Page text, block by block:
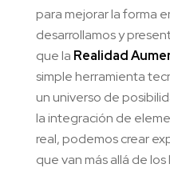
para mejorar la forma
desarrollamos y
que la Realidad
simple herramienta
un universo de
la integración de
real, podemos crear
que van más allá de